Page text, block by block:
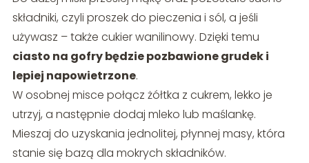
składniki, czyli proszek do pieczenia i sól, a jeśli
używasz – także cukier wanilinowy. Dzięki temu
ciasto na gofry będzie pozbawione grudek i
lepiej napowietrzone.
W osobnej misce połącz żółtka z cukrem, lekko je
utrzyj, a następnie dodaj mleko lub maślankę.
Mieszaj do uzyskania jednolitej, płynnej masy, która
stanie się bazą dla mokrych składników.